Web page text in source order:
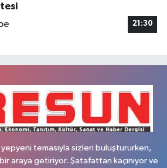
21:30
temasıyla sizleri buluştururken,
araya getiriyor. Şatafattan kaçınıyor ve